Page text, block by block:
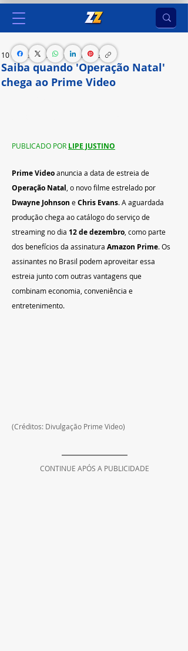
Saiba quando 'Operação Natal'
chega ao Prime Video
10 de dez. de 2024 1 min de leitura
PUBLICADO POR LIPE JUSTINO
Prime Video anuncia a data de estreia de
Operação Natal , o novo filme estrelado por
Dwayne Johnson e Chris Evans. A aguardada
produção chega ao catálogo do serviço de
streaming no dia 12 de dezembro , como parte
dos benefícios da assinatura Amazon Prime. Os
assinantes no Brasil podem aproveitar essa
estreia junto com outras vantagens que
combinam economia, conveniência e
entretenimento.
(Créditos: Divulgação Prime Video)
CONTINUE APÓS A PUBLICIDADE